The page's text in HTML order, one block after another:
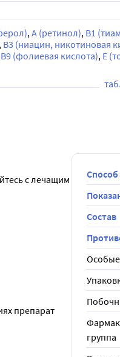
А (ретинол) В1
В3 (ниацин, никотиновая
В9 (фолиевая кислота) Е
с лечащим
препарат
Состав
Особые
группа